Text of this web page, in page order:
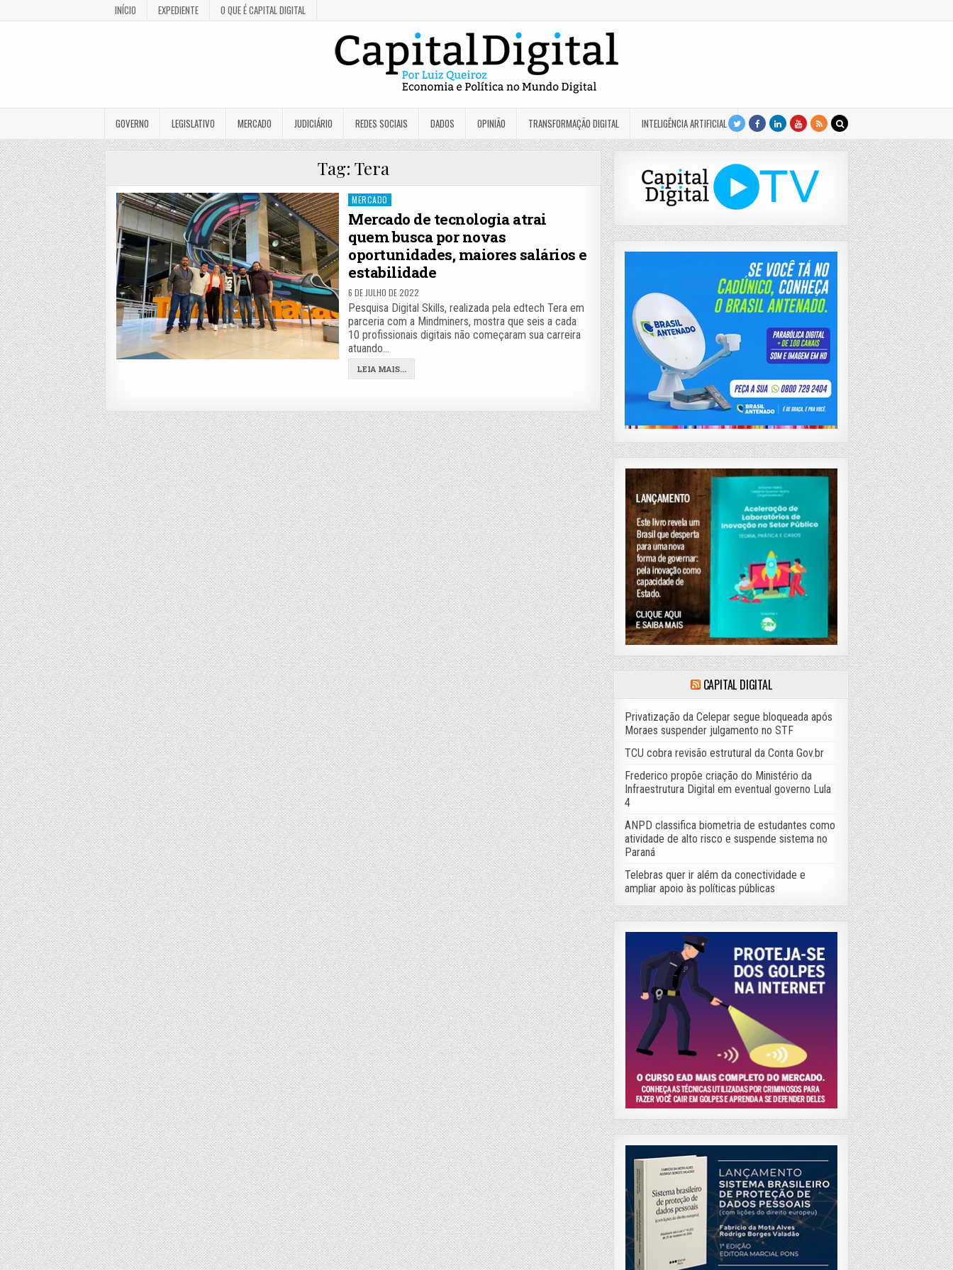
INÍCIO EXPEDIENTE O QUE É CAPITAL DIGITAL
GOVERNO LEGISLATIVO MERCADO JUDICIÁRIO REDES SOCIAIS DADOS OPINIÃO TRANSFORMAÇÃO DIGITAL INTELIGÊNCIA ARTIFICIAL
Tag: Tera
Posted
in
MERCADO
Mercado de tecnologia atrai
quem busca por novas
oportunidades, maiores salários e
estabilidade
6 DE JULHO DE 2022
Pesquisa Digital Skills, realizada pela edtech Tera em
parceria com a Mindminers, mostra que seis a cada
10 profissionais digitais não começaram sua carreira
atuando…
LEIA MAIS...
CAPITAL DIGITAL
Privatização da Celepar segue bloqueada após
Moraes suspender julgamento no STF
TCU cobra revisão estrutural da Conta Gov.br
Frederico propõe criação do Ministério da
Infraestrutura Digital em eventual governo Lula
4
ANPD classifica biometria de estudantes como
atividade de alto risco e suspende sistema no
Paraná
Telebras quer ir além da conectividade e
ampliar apoio às políticas públicas